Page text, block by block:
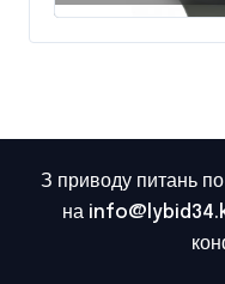
З приводу питань
на